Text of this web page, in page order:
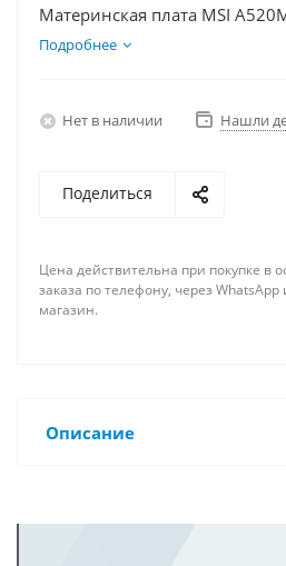
Материнская плата MSI
RTX 4070TiS 16Гб, Память
Подробнее
Нет в наличии Нашли
Поделиться
Цена действительна при покупке в
заказа по телефону, через
магазин.
Описание